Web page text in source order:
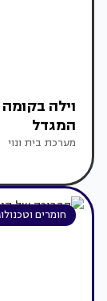
המגדל
מערכת בית ונוי
חומרים